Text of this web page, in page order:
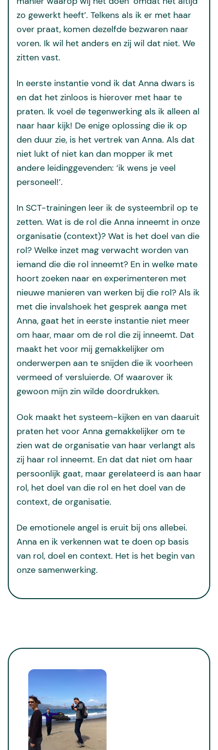
zo gewerkt heeft’. Telkens als ik er met haar
over praat, komen dezelfde bezwaren naar
voren. Ik wil het anders en zij wil dat niet. We
zitten vast.
In eerste instantie vond ik dat Anna dwars is
en dat het zinloos is hierover met haar te
praten. Ik voel de tegenwerking als ik alleen al
naar haar kijk! De enige oplossing die ik op
den duur zie, is het vertrek van Anna. Als dat
niet lukt of niet kan dan mopper ik met
andere leidinggevenden: ‘ik wens je veel
personeel!’.
In SCT-trainingen leer ik de systeembril op te
zetten. Wat is de rol die Anna inneemt in onze
organisatie (context)? Wat is het doel van die
rol? Welke inzet mag verwacht worden van
iemand die die rol inneemt? En in welke mate
hoort zoeken naar en experimenteren met
nieuwe manieren van werken bij die rol? Als ik
met die invalshoek het gesprek aanga met
Anna, gaat het in eerste instantie niet meer
om haar, maar om de rol die zij inneemt. Dat
maakt het voor mij gemakkelijker om
onderwerpen aan te snijden die ik voorheen
vermeed of versluierde. Of waarover ik
gewoon mijn zin wilde doordrukken.
Ook maakt het systeem-kijken en van daaruit
praten het voor Anna gemakkelijker om te
zien wat de organisatie van haar verlangt als
zij haar rol inneemt. En dat dat niet om haar
persoonlijk gaat, maar gerelateerd is aan haar
rol, het doel van die rol en het doel van de
context, de organisatie.
De emotionele angel is eruit bij ons allebei.
Anna en ik verkennen wat te doen op basis
van rol, doel en context. Het is het begin van
onze samenwerking.